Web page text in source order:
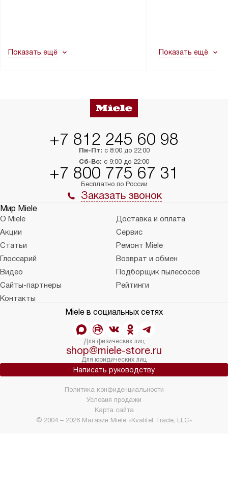
в гарантийном ремонте в будущем.
Показать ещё
не включаются:
Показать ещё
+7 812 245 60 98
Пн-Пт: с 8:00 до 22:00
Сб-Вс: с 9:00 до 22:00
+7 800 775 67 31
Бесплатно по России
Заказать звонок
Мир Miele
О Miele
Доставка и оплата
Акции
Сервис
Статьи
Ремонт Miele
Глоссарий
Возврат и обмен
Видео
Подборщик пылесосов
Сайты-партнеры
Рейтинги
Контакты
Miele в социальных сетях
Для физических лиц
shop@miele-store.ru
Для юридических лиц
Написать руководству
© 2004 – 2026 Магазин Miele «Kvalitet Trade, LLC»
Политика конфиденциальности
Условия продажи
Карта сайта